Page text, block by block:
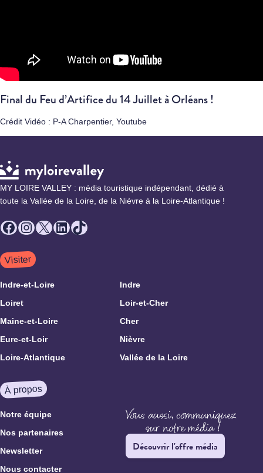
Final du Feu d’Artifice du 14 Juillet à Orléans !
Crédit Vidéo : P-A Charpentier, Youtube
MY LOIRE VALLEY : média touristique indépendant, dédié à
toute la Vallée de la Loire, de la Nièvre à la Loire-Atlantique !
Facebook
Instagram
X LinkedIn
TikTok
Visiter
Indre-et-Loire
Indre
Loiret
Loir-et-Cher
Maine-et-Loire
Cher
Eure-et-Loir
Nièvre
Loire-Atlantique
Vallée de la Loire
À propos
Notre équipe
Nos partenaires
Newsletter
Nous contacter
Découvrir l'offre média